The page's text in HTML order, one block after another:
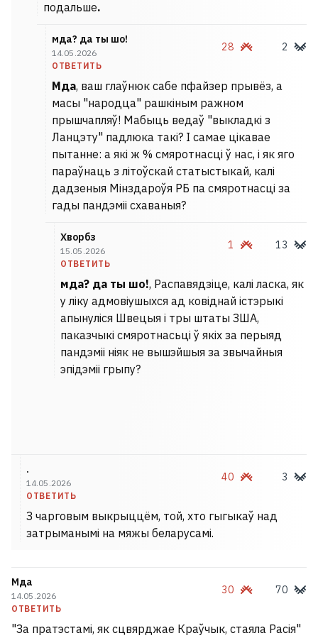
подальше.
мда? да ты шо!
14.05.2026
ОТВЕТИТЬ
28 2
Мда, ваш глаўнюк сабе пфайзер прывёз, а
масы "народца" рашкіным ражном
прышчапляў! Мабыць ведаў "выкладкі з
Ланцэту" падлюка такі? І самае цікавае
пытанне: а які ж % смяротнасці ў нас, і як яго
параўнаць з літоўскай статыстыкай, калі
дадзеныя Мінздароўя РБ па смяротнасці за
гады пандэміі схаваныя?
Хворбз
15.05.2026
ОТВЕТИТЬ
1 13
мда? да ты шо!, Распавядзіце, калі ласка, як
у ліку адмовіушыхся ад ковіднай істэрыкі
апынуліся Швецыя і тры штаты ЗША,
паказчыкі смяротнасьці ў якіх за перыяд
пандэміі ніяк не вышэйшыя за звычайныя
эпідэміі грыпу?
.
14.05.2026
ОТВЕТИТЬ
40 3
З чарговым выкрыццём, той, хто гыгыкаў над
затрыманымі на мяжы беларусамі.
Мда
14.05.2026
ОТВЕТИТЬ
30 70
"За пратэстамі, як сцвярджае Краўчык, стаяла Расія"